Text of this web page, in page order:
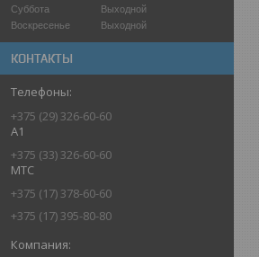
Суббота
Выходной
Воскресенье
Выходной
КОНТАКТЫ
+375 (29) 326-60-60
A1
+375 (33) 326-60-60
MTC
+375 (17) 378-60-60
+375 (17) 395-80-80